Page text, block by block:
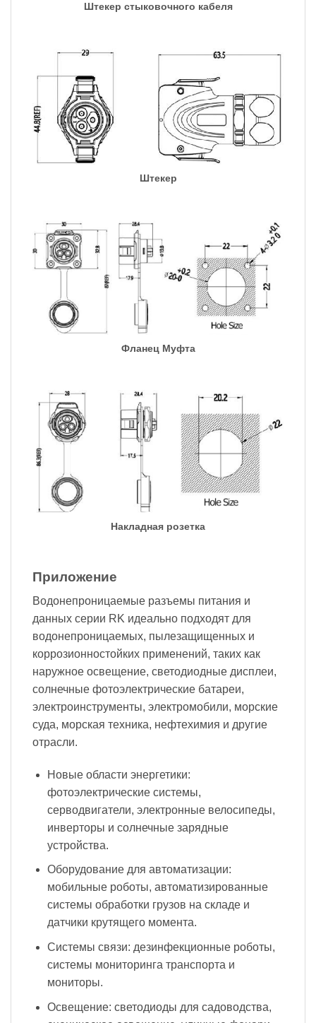
Штекер стыковочного кабеля
Штекер
Фланец Муфта
Накладная розетка
Приложение
Водонепроницаемые разъемы питания и
данных серии RK идеально подходят для
водонепроницаемых, пылезащищенных и
коррозионностойких применений, таких как
наружное освещение, светодиодные дисплеи,
солнечные фотоэлектрические батареи,
электроинструменты, электромобили, морские
суда, морская техника, нефтехимия и другие
отрасли.
Новые области энергетики:
фотоэлектрические системы,
серводвигатели, электронные велосипеды,
инверторы и солнечные зарядные
устройства.
Оборудование для автоматизации:
мобильные роботы, автоматизированные
системы обработки грузов на складе и
датчики крутящего момента.
Системы связи: дезинфекционные роботы,
системы мониторинга транспорта и
мониторы.
Освещение: светодиоды для садоводства,